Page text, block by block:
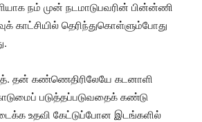
நம் முன் நடமாடுபவரின் பின்ன்ணி
காட்சியில் தெரிந்துகொள்ளும்போது
தன் கண்ணெதிரிலேயே கடனாளி
படுத்தப்படுவதைக் கண்டு
உதவி கேட்டுப்போன இடங்களில்